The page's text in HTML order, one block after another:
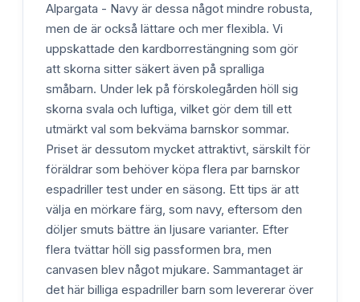
Alpargata - Navy är dessa något mindre robusta,
men de är också lättare och mer flexibla. Vi
uppskattade den kardborrestängning som gör
att skorna sitter säkert även på spralliga
småbarn. Under lek på förskolegården höll sig
skorna svala och luftiga, vilket gör dem till ett
utmärkt val som bekväma barnskor sommar.
Priset är dessutom mycket attraktivt, särskilt för
föräldrar som behöver köpa flera par barnskor
espadriller test under en säsong. Ett tips är att
välja en mörkare färg, som navy, eftersom den
döljer smuts bättre än ljusare varianter. Efter
flera tvättar höll sig passformen bra, men
canvasen blev något mjukare. Sammantaget är
det här billiga espadriller barn som levererar över